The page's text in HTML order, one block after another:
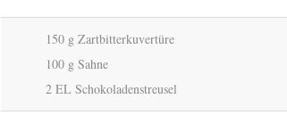
150 g Zartbitterkuvertüre
100 g Sahne
2 EL Schokoladenstreusel